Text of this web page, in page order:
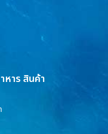
าร สินค้า